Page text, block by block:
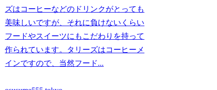
ズはコーヒーなどのドリンクがとっても
美味しいですが、それに負けないくらい
フードやスイーツにもこだわりを持って
作られています。タリーズはコーヒーメ
インですので、当然フード...